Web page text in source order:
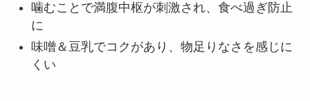
噛むことで満腹中枢が刺激され、食べ過ぎ防止
に
味噌＆豆乳でコクがあり、物足りなさを感じに
くい